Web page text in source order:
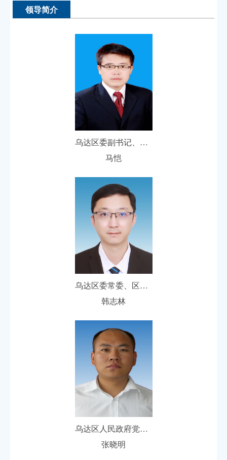
领导简介
乌达区委副书记、区人民政府党组书记、代区长
马恺
乌达区委常委、区人民政府党组副书记、副区长
韩志林
乌达区人民政府党组成员、副区长
张晓明